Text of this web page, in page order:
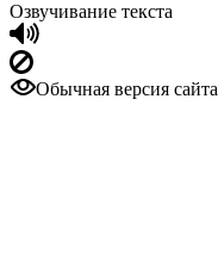
Озвучивание текста
Обычная версия сайта